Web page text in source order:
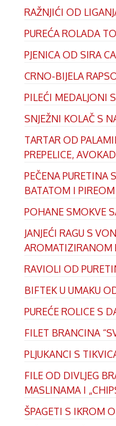
RAŽNJIĆI OD
PUREĆA ROLADA
PJENICA OD SIRA
CRNO-BIJELA
PILEĆI MEDALJONI
SNJEŽNI KOLAČ S
TARTAR OD
PREPELICE,
PEČENA PURETINA
BATATOM I
POHANE SMOKVE
JANJEĆI RAGU S
AROMATIZIRANOM
RAVIOLI OD
BIFTEK U UMAKU
PUREĆE ROLICE S
FILET BRANCINA
PLJUKANCI S
FILE OD DIVLJEG
MASLINAMA I
ŠPAGETI S IKROM